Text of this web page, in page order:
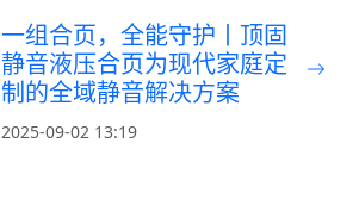
一组合页，全能守护丨顶固
静音液压合页为现代家庭定
制的全域静音解决方案
2025-09-02 13:19